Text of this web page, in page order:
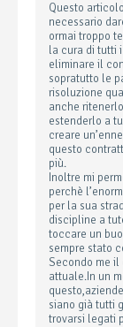
Questo
necessario
ormai troppo
la cura di tutti
eliminare il
sopratutto le
risoluzione
anche
estenderlo a
creare
questo
più.
Inoltre mi
perchè
per la sua
discipline a
toccare un
sempre stato
Secondo me
attuale.In un
siano già tutti
trovarsi legati